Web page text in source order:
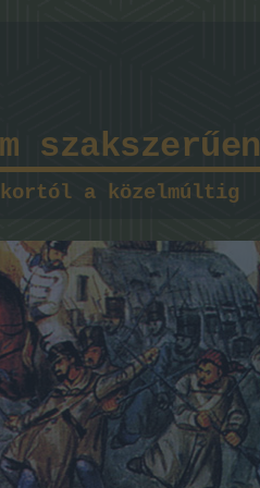
szakszerűen
kortól a közelmúltig